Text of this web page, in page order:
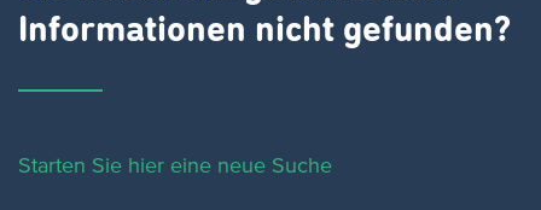
Informationen nicht gefunden?
Starten Sie hier eine neue Suche